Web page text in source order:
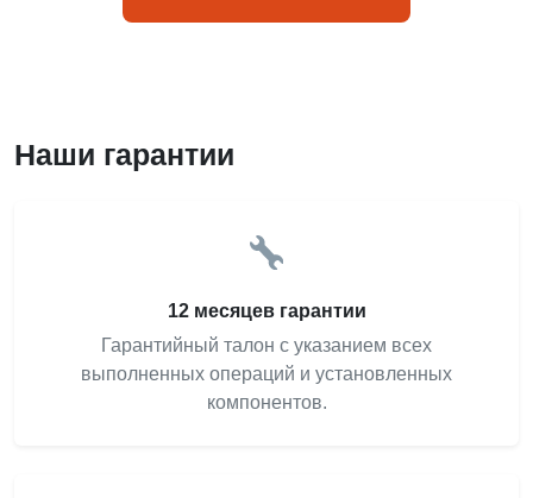
Наши гарантии
12 месяцев гарантии
Гарантийный талон с указанием всех
выполненных операций и установленных
компонентов.